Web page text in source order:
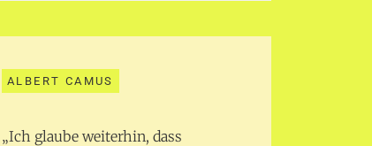
ALBERT CAMUS
„Ich glaube weiterhin, dass